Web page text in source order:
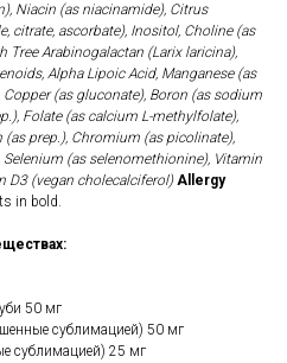
Niacin (as niacinamide), Citrus
citrate, ascorbate), Inositol, Choline (as
Tree Arabinogalactan (Larix laricina),
Alpha Lipoic Acid, Manganese (as
(as gluconate), Boron (as sodium
Folate (as calcium L-methylfolate),
prep.), Chromium (as picolinate),
(as selenomethionine), Vitamin
D3 (vegan cholecalciferol)Allergy
in bold.
50 мг
сублимацией) 50 мг
сублимацией) 25 мг